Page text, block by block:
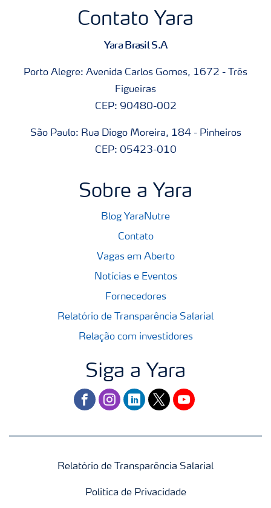
Contato Yara
Yara Brasil S.A
Porto Alegre: Avenida Carlos Gomes, 1672 - Três
Figueiras
CEP: 90480-002
São Paulo: Rua Diogo Moreira, 184 - Pinheiros
CEP: 05423-010
Sobre a Yara
Blog YaraNutre
Contato
Vagas em Aberto
Notícias e Eventos
Fornecedores
Relatório de Transparência Salarial
Relação com investidores
Siga a Yara
facebookinstagram
linkedintwitteryoutube
Relatório de Transparência Salarial
Politica de Privacidade